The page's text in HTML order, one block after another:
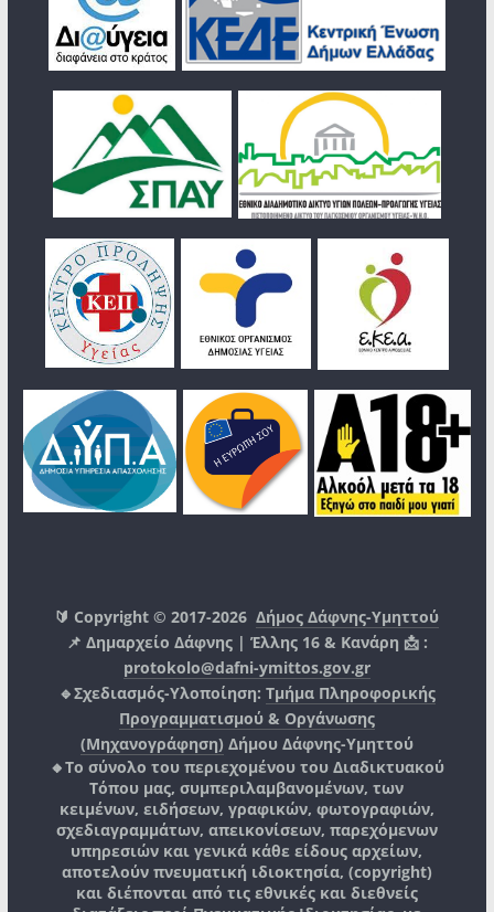
🔰 Copyright © 2017-2026Δήμος Δάφνης-Υμηττού
📌 Δημαρχείο Δάφνης | Έλλης 16 & Κανάρη 📩 :
protokolo@dafni-ymittos.gov.gr
🔹Σχεδιασμός-Υλοποίηση: Τμήμα Πληροφορικής
Προγραμματισμού & Οργάνωσης
(Μηχανογράφηση) Δήμου Δάφνης-Υμηττού
🔸Το σύνολο του περιεχομένου του Διαδικτυακού
Τόπου μας, συμπεριλαμβανομένων, των
κειμένων, ειδήσεων, γραφικών, φωτογραφιών,
σχεδιαγραμμάτων, απεικονίσεων, παρεχόμενων
υπηρεσιών και γενικά κάθε είδους αρχείων,
αποτελούν πνευματική ιδιοκτησία, (copyright)
και διέπονται από τις εθνικές και διεθνείς